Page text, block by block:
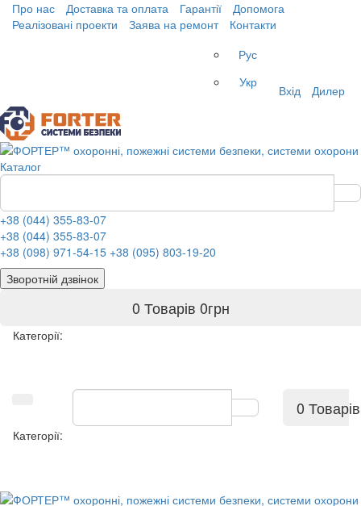
Про нас Доставка та оплата Гарантії
Допомога
Реалізовані проекти
Заява на ремонт
Контакти
Рус
Укр
Вхід Дилер
Каталог
+38 (044) 355-83-07
+38 (044) 355-83-07
+38 (098) 971-54-15 +38 (095) 803-19-20
Зворотній дзвінок
0 Товарів 0грн
Категорії:
0 Товарів
Категорії: